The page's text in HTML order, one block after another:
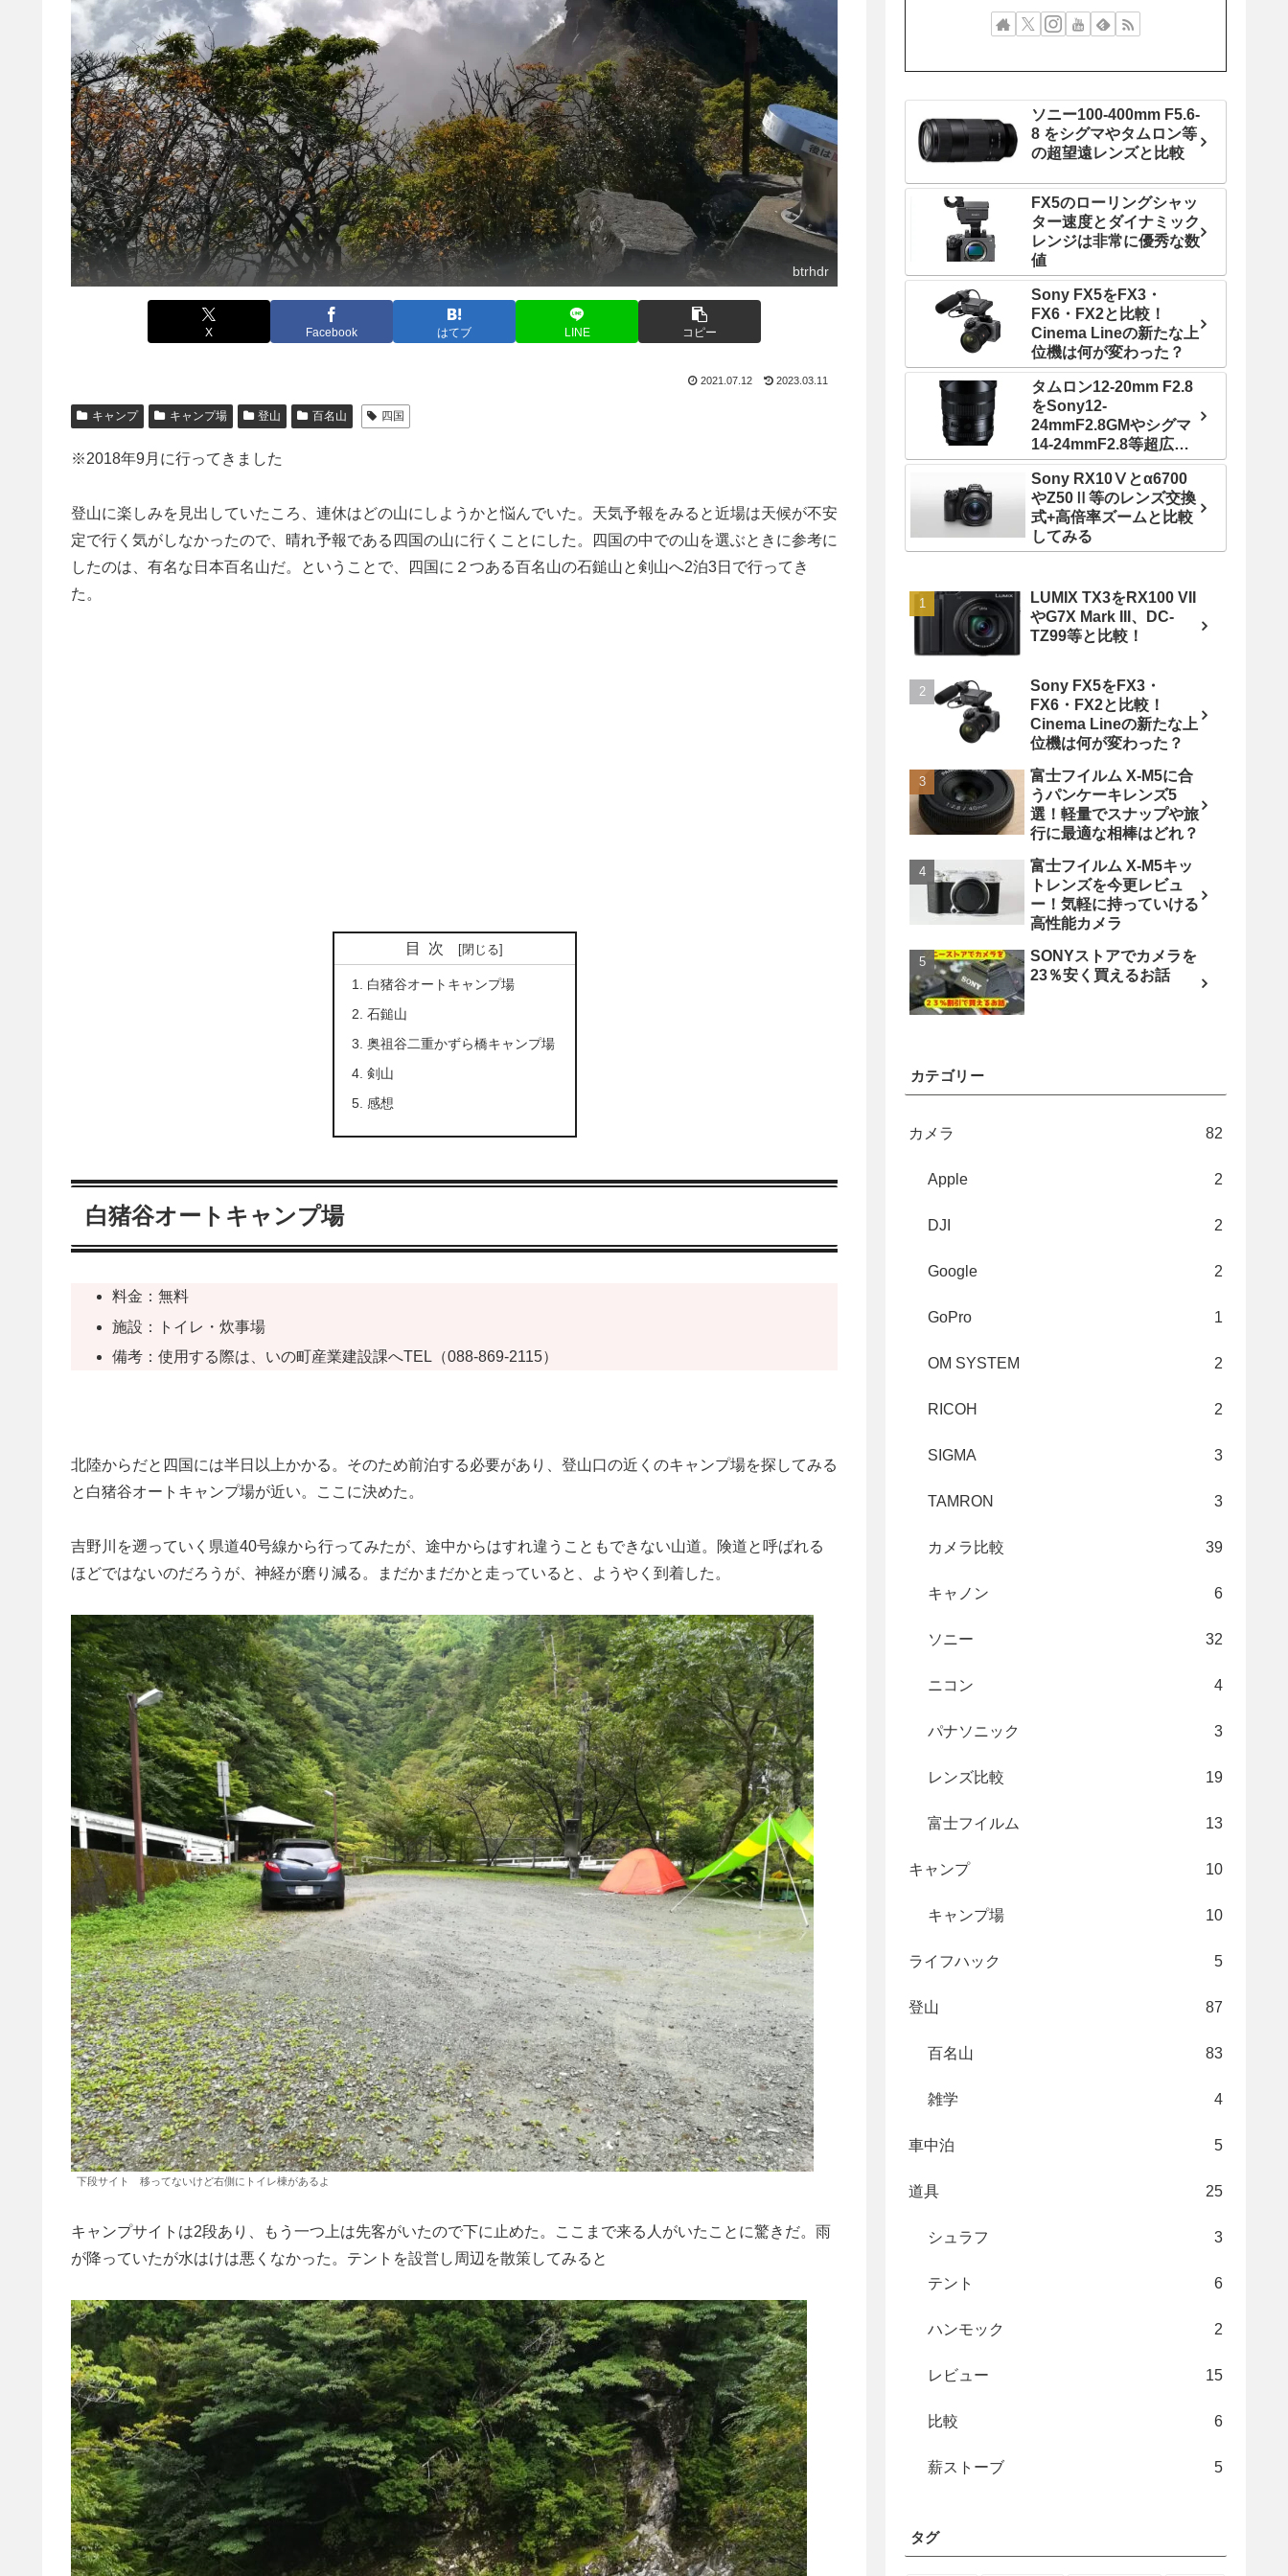
btrhdr
X Facebook はてブ LINE コピー
2021.07.12 2023.03.11
キャンプ キャンプ場 登山 百名山 四国
※2018年9月に行ってきました
登山に楽しみを見出していたころ、連休はどの山にしようかと悩んでいた。天気予報をみると近場は天候が不安
定で行く気がしなかったので、晴れ予報である四国の山に行くことにした。四国の中での山を選ぶときに参考に
したのは、有名な日本百名山だ。ということで、四国に２つある百名山の石鎚山と剣山へ2泊3日で行ってき
た。
目次
白猪谷オートキャンプ場
石鎚山
奥祖谷二重かずら橋キャンプ場
剣山
感想
白猪谷オートキャンプ場
料金：無料
施設：トイレ・炊事場
備考：使用する際は、いの町産業建設課へTEL（088-869-2115）
北陸からだと四国には半日以上かかる。そのため前泊する必要があり、登山口の近くのキャンプ場を探してみる
と白猪谷オートキャンプ場が近い。ここに決めた。
吉野川を遡っていく県道40号線から行ってみたが、途中からはすれ違うこともできない山道。険道と呼ばれる
ほどではないのだろうが、神経が磨り減る。まだかまだかと走っていると、ようやく到着した。
下段サイト 移ってないけど右側にトイレ棟があるよ
キャンプサイトは2段あり、もう一つ上は先客がいたので下に止めた。ここまで来る人がいたことに驚きだ。雨
が降っていたが水はけは悪くなかった。テントを設営し周辺を散策してみると
ソニー100-400mm F5.6-
8 をシグマやタムロン等
の超望遠レンズと比較
FX5のローリングシャッ
ター速度とダイナミック
レンジは非常に優秀な数
値
Sony FX5をFX3・
FX6・FX2と比較！
Cinema Lineの新たな上
位機は何が変わった？
タムロン12-20mm F2.8
をSony12-
24mmF2.8GMやシグマ
14-24mmF2.8等超広角
ズームレンズと比較！
Sony RX10Ⅴとα6700
やZ50Ⅱ等のレンズ交換
式+高倍率ズームと比較
してみる
LUMIX TX3をRX100 VII
やG7X Mark III、DC-
TZ99等と比較！
Sony FX5をFX3・
FX6・FX2と比較！
Cinema Lineの新たな上
位機は何が変わった？
富士フイルム X-M5に合
うパンケーキレンズ5
選！軽量でスナップや旅
行に最適な相棒はどれ？
富士フイルム X-M5キッ
トレンズを今更レビュ
ー！気軽に持っていける
高性能カメラ
SONYストアでカメラを
23％安く買えるお話
カテゴリー
カメラ 82
Apple 2
DJI 2
Google 2
GoPro 1
OM SYSTEM 2
RICOH 2
SIGMA 3
TAMRON 3
カメラ比較 39
キャノン 6
ソニー 32
ニコン 4
パナソニック 3
レンズ比較 19
富士フイルム 13
キャンプ 10
キャンプ場 10
ライフハック 5
登山 87
百名山 83
雑学 4
車中泊 5
道具 25
シュラフ 3
テント 6
ハンモック 2
レビュー 15
比較 6
薪ストーブ 5
タグ